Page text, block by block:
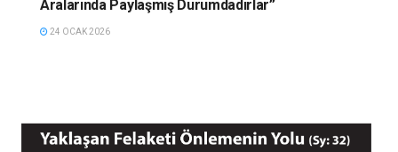
Aralarında Paylaşmış Durumdadırlar”
24 OCAK 2026